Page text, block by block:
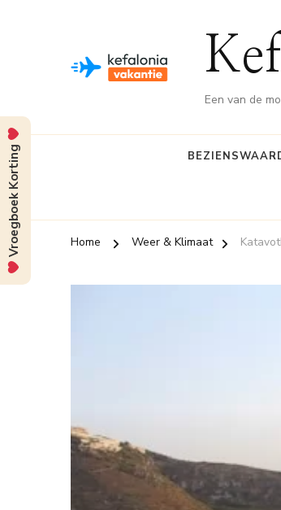
Een van de
Home Weer & Klimaat
Vroegboek Korting